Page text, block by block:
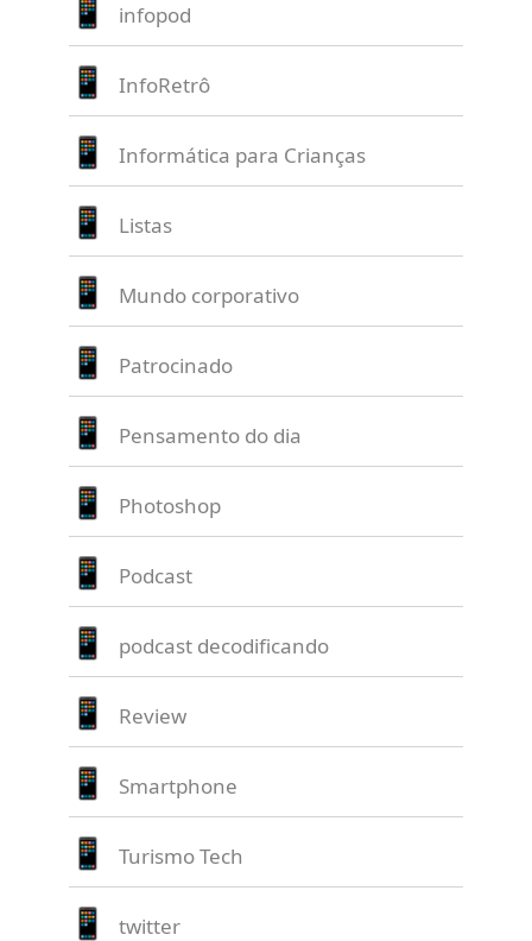
infopod
InfoRetrô
Informática para Crianças
Listas
Mundo corporativo
Patrocinado
Pensamento do dia
Photoshop
Podcast
podcast decodificando
Review
Smartphone
Turismo Tech
twitter